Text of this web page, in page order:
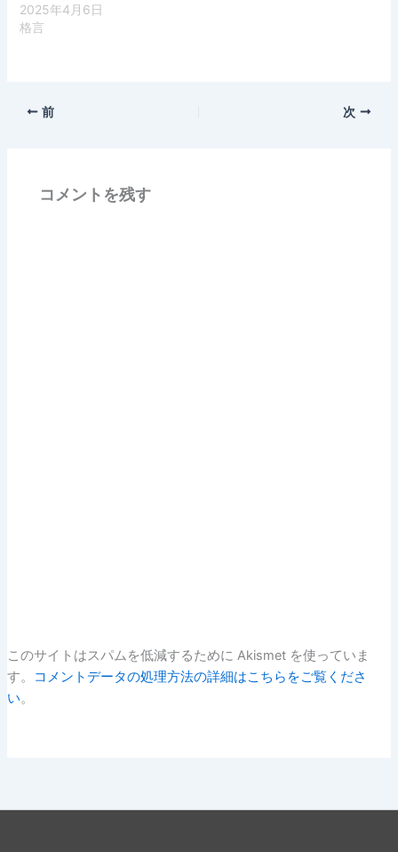
2025年4月6日
格言
前 次
コメントを残す
このサイトはスパムを低減するために Akismet を使っていま
す。
コメントデータの処理方法の詳細はこちらをご覧くださ
い。